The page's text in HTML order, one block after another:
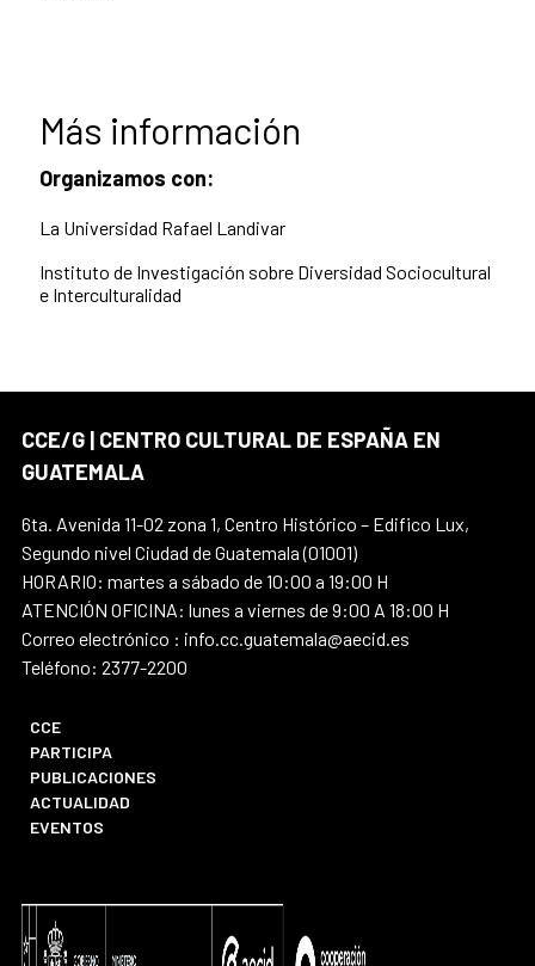
Más información
Organizamos con:
La Universidad Rafael Landivar
Instituto de Investigación sobre Diversidad Sociocultural
e Interculturalidad
CCE/G | CENTRO CULTURAL DE ESPAÑA EN
GUATEMALA
6ta. Avenida 11-02 zona 1, Centro Histórico – Edifico Lux,
Segundo nivel Ciudad de Guatemala (01001)
HORARIO: martes a sábado de 10:00 a 19:00 H
ATENCIÓN OFICINA: lunes a viernes de 9:00 A 18:00 H
Correo electrónico : info.cc.guatemala@aecid.es
Teléfono: 2377-2200
CCE
PARTICIPA
PUBLICACIONES
ACTUALIDAD
EVENTOS